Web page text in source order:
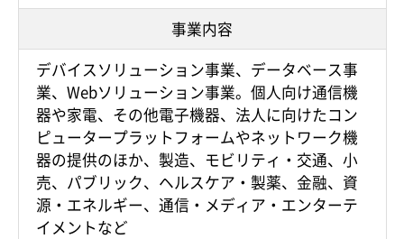
事業内容
デバイスソリューション事業、データベース事
業、Webソリューション事業。個人向け通信機
器や家電、その他電子機器、法人に向けたコン
ピュータープラットフォームやネットワーク機
器の提供のほか、製造、モビリティ・交通、小
売、パブリック、ヘルスケア・製薬、金融、資
源・エネルギー、通信・メディア・エンターテ
イメントなど